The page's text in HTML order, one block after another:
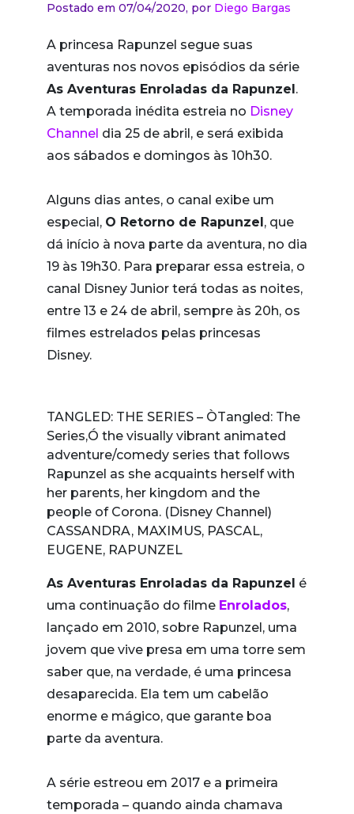
Postado em 07/04/2020, por Diego Bargas
A princesa Rapunzel segue suas
aventuras nos novos episódios da série
As Aventuras Enroladas da Rapunzel.
A temporada inédita estreia no Disney
Channel dia 25 de abril, e será exibida
aos sábados e domingos às 10h30.
Alguns dias antes, o canal exibe um
especial, O Retorno de Rapunzel, que
dá início à nova parte da aventura, no dia
19 às 19h30. Para preparar essa estreia, o
canal Disney Junior terá todas as noites,
entre 13 e 24 de abril, sempre às 20h, os
filmes estrelados pelas princesas
Disney.
TANGLED: THE SERIES – ÒTangled: The
Series,Ó the visually vibrant animated
adventure/comedy series that follows
Rapunzel as she acquaints herself with
her parents, her kingdom and the
people of Corona. (Disney Channel)
CASSANDRA, MAXIMUS, PASCAL,
EUGENE, RAPUNZEL
As Aventuras Enroladas da Rapunzel é
uma continuação do filme Enrolados,
lançado em 2010, sobre Rapunzel, uma
jovem que vive presa em uma torre sem
saber que, na verdade, é uma princesa
desaparecida. Ela tem um cabelão
enorme e mágico, que garante boa
parte da aventura.
A série estreou em 2017 e a primeira
temporada – quando ainda chamava